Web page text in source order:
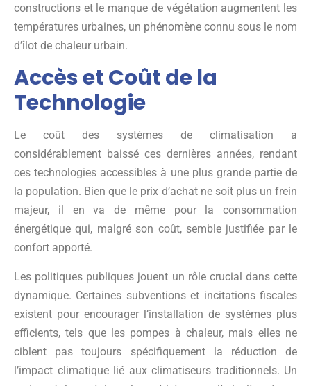
constructions et le manque de végétation augmentent les
températures urbaines, un phénomène connu sous le nom
d’îlot de chaleur urbain.
Accès et Coût de la
Technologie
Le coût des systèmes de climatisation a
considérablement baissé ces dernières années, rendant
ces technologies accessibles à une plus grande partie de
la population. Bien que le prix d’achat ne soit plus un frein
majeur, il en va de même pour la consommation
énergétique qui, malgré son coût, semble justifiée par le
confort apporté.
Les politiques publiques jouent un rôle crucial dans cette
dynamique. Certaines subventions et incitations fiscales
existent pour encourager l’installation de systèmes plus
efficients, tels que les pompes à chaleur, mais elles ne
ciblent pas toujours spécifiquement la réduction de
l’impact climatique lié aux climatiseurs traditionnels. Un